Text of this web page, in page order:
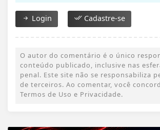
Login Cadastre-se
O autor do comentário é o único
conteúdo publicado, inclusive nas
penal. Este site não se responsabiliza
de terceiros. Ao comentar, você
Termos de Uso e Privacidade.